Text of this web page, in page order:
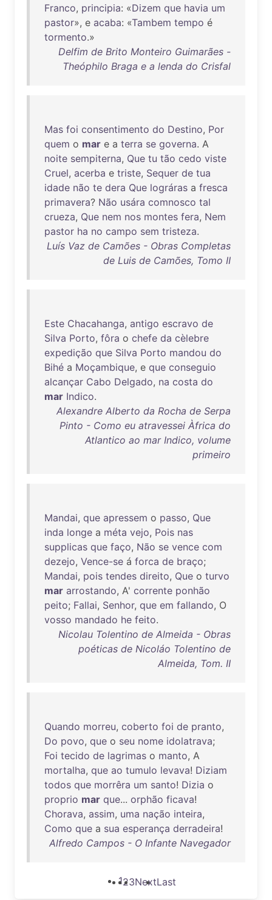
Franco, principia: «Dizem que havia um
pastor», e acaba: «Tambem tempo é
tormento.»
Delfim de Brito Monteiro Guimarães -
Theóphilo Braga e a lenda do Crisfal
Mas foi consentimento do Destino, Por
quem o mar e a terra se governa. A
noite sempiterna, Que tu tão cedo viste
Cruel, acerba e triste, Sequer de tua
idade não te dera Que lográras a fresca
primavera? Não usára comnosco tal
crueza, Que nem nos montes fera, Nem
pastor ha no campo sem tristeza.
Luís Vaz de Camões - Obras Completas
de Luis de Camões, Tomo II
Este Chacahanga, antigo escravo de
Silva Porto, fôra o chefe da cèlebre
expedição que Silva Porto mandou do
Bihé a Moçambique, e que conseguio
alcançar Cabo Delgado, na costa do
mar Indico.
Alexandre Alberto da Rocha de Serpa
Pinto - Como eu atravessei Àfrica do
Atlantico ao mar Indico, volume
primeiro
Mandai, que apressem o passo, Que
inda longe a méta vejo, Pois nas
supplicas que faço, Não se vence com
dezejo, Vence-se á forca de braço;
Mandai, pois tendes direito, Que o turvo
mar arrostando, A' corrente ponhão
peito; Fallai, Senhor, que em fallando, O
vosso mandado he feito.
Nicolau Tolentino de Almeida - Obras
poéticas de Nicoláo Tolentino de
Almeida, Tom. II
Quando morreu, coberto foi de pranto,
Do povo, que o seu nome idolatrava;
Foi tecido de lagrimas o manto, A
mortalha, que ao tumulo levava! Diziam
todos que morrêra um santo! Dizia o
proprio mar que... orphão ficava!
Chorava, assim, uma nação inteira,
Como que a sua esperança derradeira!
Alfredo Campos - O Infante Navegador
123NextLast